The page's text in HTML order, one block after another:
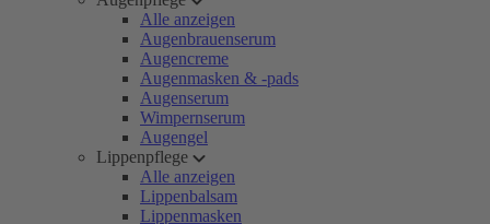
Alle anzeigen
Augenbrauenserum
Augencreme
Augenmasken & -pads
Augenserum
Wimpernserum
Augengel
Lippenpflege
Alle anzeigen
Lippenbalsam
Lippenmasken